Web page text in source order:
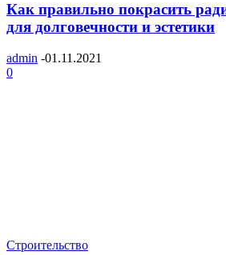
Как правильно покрасить
для долговечности и эстетики
admin -01.11.2021
0
Строительство